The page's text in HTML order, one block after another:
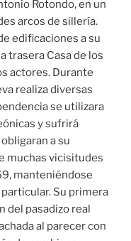
Rotondo, en un
arcos de sillería.
edificaciones a su
trasera Casa de los
actores. Durante
realiza diversas
se utilizara
y sufrirá
a su
muchas vicisitudes
manteniéndose
Su primera
del pasadizo real
al parecer con